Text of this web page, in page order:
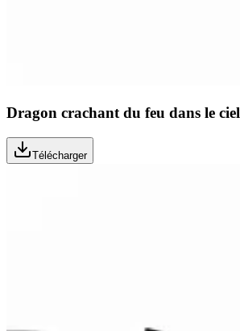
Dragon crachant du feu dans le ciel
Télécharger